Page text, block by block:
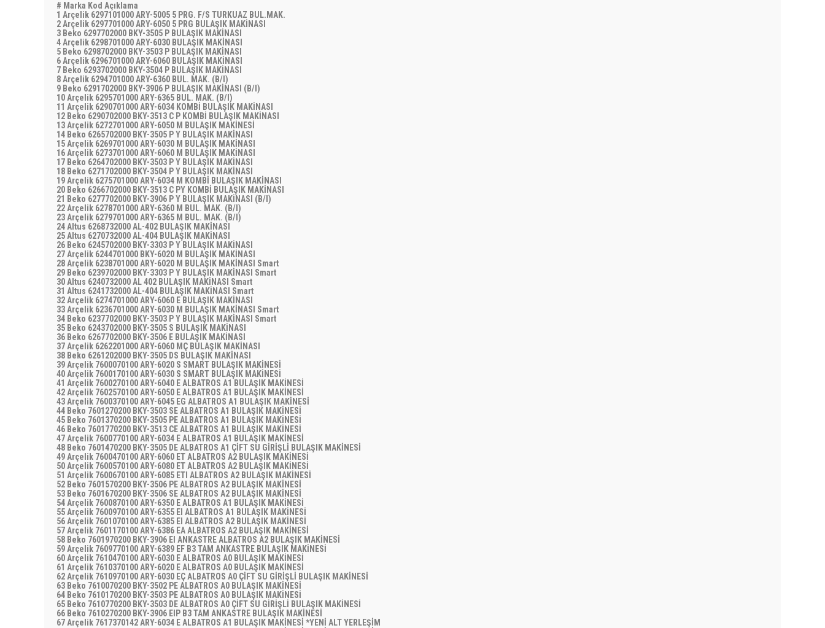
# Marka Kod Açıklama
1 Arçelik 6297101000 ARY-5005 5 PRG. F/S TURKUAZ BUL.MAK.
2 Arçelik 6297701000 ARY-6050 5 PRG BULAŞIK MAKİNASI
3 Beko 6297702000 BKY-3505 P BULAŞIK MAKİNASI
4 Arçelik 6298701000 ARY-6030 BULAŞIK MAKİNASI
5 Beko 6298702000 BKY-3503 P BULAŞIK MAKİNASI
6 Arçelik 6296701000 ARY-6060 BULAŞIK MAKİNASI
7 Beko 6293702000 BKY-3504 P BULAŞIK MAKİNASI
8 Arçelik 6294701000 ARY-6360 BUL. MAK. (B/I)
9 Beko 6291702000 BKY-3906 P BULAŞIK MAKİNASI (B/I)
10 Arçelik 6295701000 ARY-6365 BUL. MAK. (B/I)
11 Arçelik 6290701000 ARY-6034 KOMBİ BULAŞIK MAKİNASI
12 Beko 6290702000 BKY-3513 C P KOMBİ BULAŞIK MAKİNASI
13 Arçelik 6272701000 ARY-6050 M BULAŞIK MAKİNESİ
14 Beko 6265702000 BKY-3505 P Y BULAŞIK MAKİNASI
15 Arçelik 6269701000 ARY-6030 M BULAŞIK MAKİNASI
16 Arçelik 6273701000 ARY-6060 M BULAŞIK MAKİNASI
17 Beko 6264702000 BKY-3503 P Y BULAŞIK MAKİNASI
18 Beko 6271702000 BKY-3504 P Y BULAŞIK MAKİNASI
19 Arçelik 6275701000 ARY-6034 M KOMBİ BULAŞIK MAKİNASI
20 Beko 6266702000 BKY-3513 C PY KOMBİ BULAŞIK MAKİNASI
21 Beko 6277702000 BKY-3906 P Y BULAŞIK MAKİNASI (B/I)
22 Arçelik 6278701000 ARY-6360 M BUL. MAK. (B/I)
23 Arçelik 6279701000 ARY-6365 M BUL. MAK. (B/I)
24 Altus 6268732000 AL-402 BULAŞIK MAKİNASI
25 Altus 6270732000 AL-404 BULAŞIK MAKİNASI
26 Beko 6245702000 BKY-3303 P Y BULAŞIK MAKİNASI
27 Arçelik 6244701000 BKY-6020 M BULAŞIK MAKİNASI
28 Arçelik 6238701000 ARY-6020 M BULAŞIK MAKİNASI Smart
29 Beko 6239702000 BKY-3303 P Y BULAŞIK MAKİNASI Smart
30 Altus 6240732000 AL 402 BULAŞIK MAKİNASI Smart
31 Altus 6241732000 AL-404 BULAŞIK MAKİNASI Smart
32 Arçelik 6274701000 ARY-6060 E BULAŞIK MAKİNASI
33 Arçelik 6236701000 ARY-6030 M BULAŞIK MAKİNASI Smart
34 Beko 6237702000 BKY-3503 P Y BULAŞIK MAKİNASI Smart
35 Beko 6243702000 BKY-3505 S BULAŞIK MAKİNASI
36 Beko 6267702000 BKY-3506 E BULAŞIK MAKİNASI
37 Arçelik 6262201000 ARY-6060 MÇ BULAŞIK MAKİNASI
38 Beko 6261202000 BKY-3505 DS BULAŞIK MAKİNASI
39 Arçelik 7600070100 ARY-6020 S SMART BULAŞIK MAKİNESİ
40 Arçelik 7600170100 ARY-6030 S SMART BULAŞIK MAKİNESİ
41 Arçelik 7600270100 ARY-6040 E ALBATROS A1 BULAŞIK MAKİNESİ
42 Arçelik 7602570100 ARY-6050 E ALBATROS A1 BULAŞIK MAKİNESİ
43 Arçelik 7600370100 ARY-6045 EG ALBATROS A1 BULAŞIK MAKİNESİ
44 Beko 7601270200 BKY-3503 SE ALBATROS A1 BULAŞIK MAKİNESİ
45 Beko 7601370200 BKY-3505 PE ALBATROS A1 BULAŞIK MAKİNESİ
46 Beko 7601770200 BKY-3513 CE ALBATROS A1 BULAŞIK MAKİNESİ
47 Arçelik 7600770100 ARY-6034 E ALBATROS A1 BULAŞIK MAKİNESİ
48 Beko 7601470200 BKY-3505 DE ALBATROS A1 ÇİFT SU GİRİŞLİ BULAŞIK MAKİNESİ
49 Arçelik 7600470100 ARY-6060 ET ALBATROS A2 BULAŞIK MAKİNESİ
50 Arçelik 7600570100 ARY-6080 ET ALBATROS A2 BULAŞIK MAKİNESİ
51 Arçelik 7600670100 ARY-6085 ETI ALBATROS A2 BULAŞIK MAKİNESİ
52 Beko 7601570200 BKY-3506 PE ALBATROS A2 BULAŞIK MAKİNESİ
53 Beko 7601670200 BKY-3506 SE ALBATROS A2 BULAŞIK MAKİNESİ
54 Arçelik 7600870100 ARY-6350 E ALBATROS A1 BULAŞIK MAKİNESİ
55 Arçelik 7600970100 ARY-6355 EI ALBATROS A1 BULAŞIK MAKİNESİ
56 Arçelik 7601070100 ARY-6385 EI ALBATROS A2 BULAŞIK MAKİNESİ
57 Arçelik 7601170100 ARY-6386 EA ALBATROS A2 BULAŞIK MAKİNESİ
58 Beko 7601970200 BKY-3906 EI ANKASTRE ALBATROS A2 BULAŞIK MAKİNESİ
59 Arçelik 7609770100 ARY-6389 EF B3 TAM ANKASTRE BULAŞIK MAKİNESİ
60 Arçelik 7610470100 ARY-6030 E ALBATROS A0 BULAŞIK MAKİNESİ
61 Arçelik 7610370100 ARY-6020 E ALBATROS A0 BULAŞIK MAKİNESİ
62 Arçelik 7610970100 ARY-6030 EÇ ALBATROS A0 ÇİFT SU GİRİŞLİ BULAŞIK MAKİNESİ
63 Beko 7610070200 BKY-3502 PE ALBATROS A0 BULAŞIK MAKİNESİ
64 Beko 7610170200 BKY-3503 PE ALBATROS A0 BULAŞIK MAKİNESİ
65 Beko 7610770200 BKY-3503 DE ALBATROS A0 ÇİFT SU GİRİŞLİ BULAŞIK MAKİNESİ
66 Beko 7610270200 BKY-3906 EIP B3 TAM ANKASTRE BULAŞIK MAKİNESİ
67 Arçelik 7617370142 ARY-6034 E ALBATROS A1 BULAŞIK MAKİNESİ *YENİ ALT YERLEŞİM